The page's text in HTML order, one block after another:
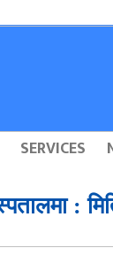
SERVICES
: